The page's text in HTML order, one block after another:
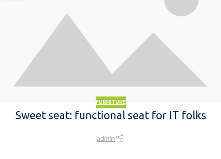
FURNITURE
Sweet seat: functional seat for IT folks
admin